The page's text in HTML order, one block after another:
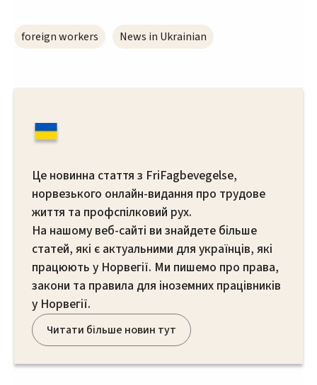
foreign workers News in Ukrainian
Це новинна стаття з FriFagbevegelse,
норвезького онлайн-видання про трудове
життя та профспілковий рух.
На нашому веб-сайті ви знайдете більше
статей, які є актуальними для українців, які
працюють у Норвегії. Ми пишемо про права,
закони та правила для іноземних працівників
у Норвегії.
Читати більше новин тут